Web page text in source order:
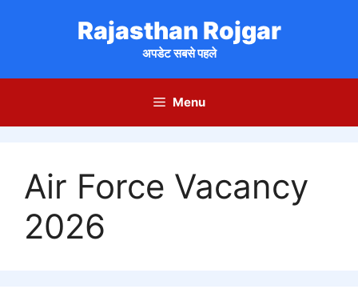
Rajasthan Rojgar
अपडेट सबसे पहले
Menu
Air Force Vacancy
2026